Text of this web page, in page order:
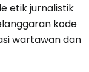
etik jurnalistik
kode
wartawan dan